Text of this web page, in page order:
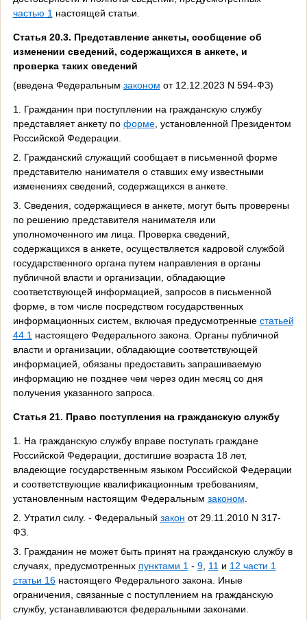
частью 1настоящей статьи.
Статья 20.3. Представление анкеты, сообщение об
изменении сведений, содержащихся в анкете, и
проверка таких сведений
(введена Федеральным законом от 12.12.2023 N 594-ФЗ)
1. Гражданин при поступлении на гражданскую службу
представляет анкету по форме, установленной Президентом
Российской Федерации.
2. Гражданский служащий сообщает в письменной форме
представителю нанимателя о ставших ему известными
изменениях сведений, содержащихся в анкете.
3. Сведения, содержащиеся в анкете, могут быть проверены
по решению представителя нанимателя или
уполномоченного им лица. Проверка сведений,
содержащихся в анкете, осуществляется кадровой службой
государственного органа путем направления в органы
публичной власти и организации, обладающие
соответствующей информацией, запросов в письменной
форме, в том числе посредством государственных
информационных систем, включая предусмотренные статьей
44.1настоящего Федерального закона. Органы публичной
власти и организации, обладающие соответствующей
информацией, обязаны предоставить запрашиваемую
информацию не позднее чем через один месяц со дня
получения указанного запроса.
Статья 21. Право поступления на гражданскую службу
1. На гражданскую службу вправе поступать граждане
Российской Федерации, достигшие возраста 18 лет,
владеющие государственным языком Российской Федерации
и соответствующие квалификационным требованиям,
установленным настоящим Федеральным законом.
2. Утратил силу. - Федеральный закон от 29.11.2010 N 317-
ФЗ.
3. Гражданин не может быть принят на гражданскую службу в
случаях, предусмотренных пунктами 1- 9, 11и 12 части 1
статьи 16настоящего Федерального закона. Иные
ограничения, связанные с поступлением на гражданскую
службу, устанавливаются федеральными законами.